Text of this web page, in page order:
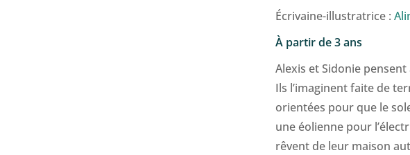
Écrivaine-illustratrice :
À partir de 3 ans
Alexis et Sidonie
Ils l’imaginent faite de
orientées pour que le
une éolienne pour
rêvent de leur maison